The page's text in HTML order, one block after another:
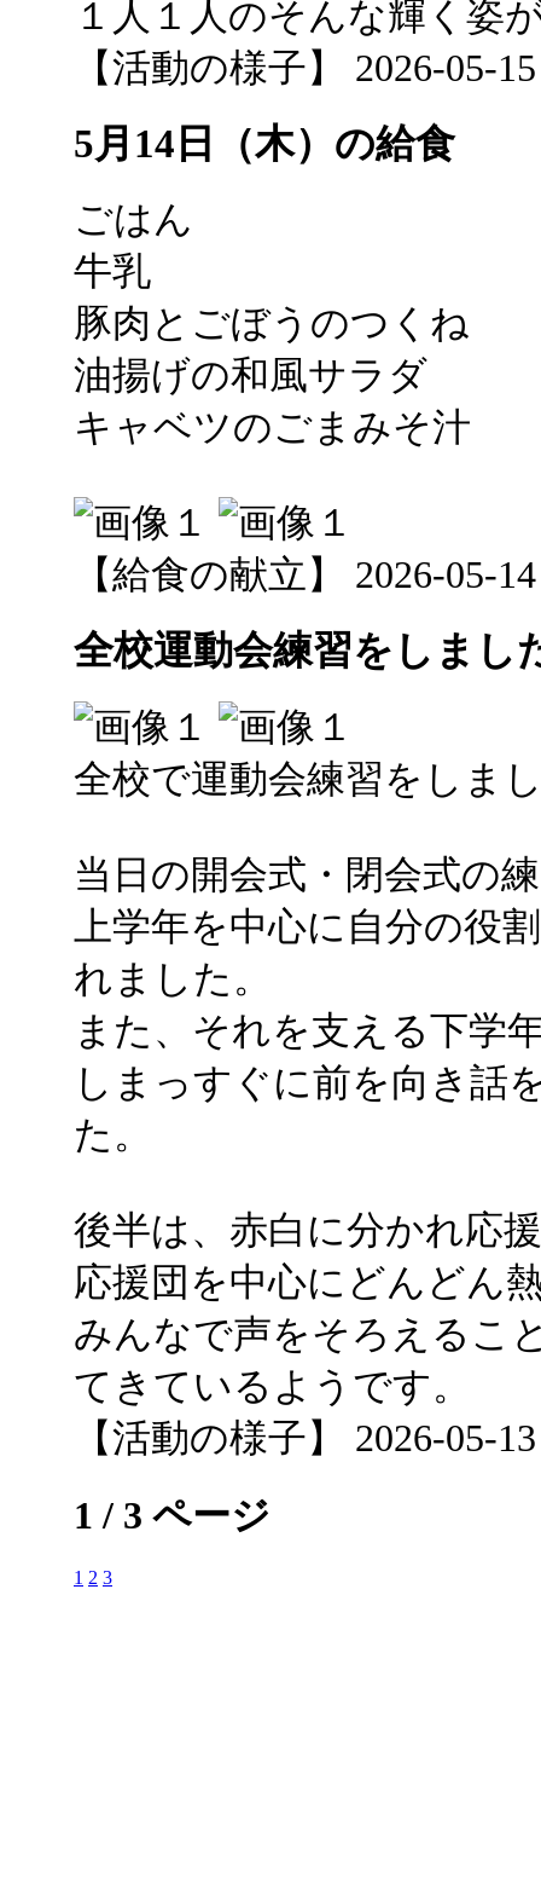
１人１人のそんな輝く姿
【活動の様子】 2026-05-
5月14日（木）の給食
ごはん
牛乳
豚肉とごぼうのつくね
油揚げの和風サラダ
キャベツのごまみそ汁
【給食の献立】 2026-05-
全校運動会練習をしまし
全校で運動会練習をしま
当日の開会式・閉会式の
上学年を中心に自分の役
れました。
また、それを支える下学
しまっすぐに前を向き話
た。
後半は、赤白に分かれ応
応援団を中心にどんどん
みんなで声をそろえるこ
てきているようです。
【活動の様子】 2026-05-
1 / 3 ページ
1 2 3